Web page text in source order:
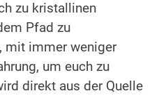
zu kristallinen
Pfad zu
mit immer weniger
um euch zu
direkt aus der Quelle